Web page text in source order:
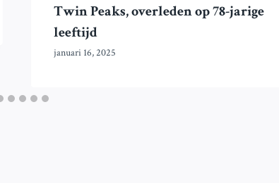
Twin Peaks, overleden op 78-jarige
leeftijd
januari 16, 2025